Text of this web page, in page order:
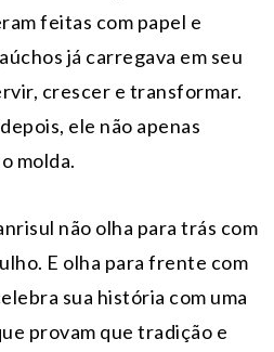
feitas com papel e
já carregava em seu
crescer e transformar.
ele não apenas
molda.
não olha para trás com
E olha para frente com
sua história com uma
provam que tradição e